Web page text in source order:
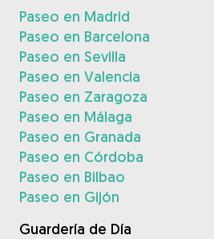
Paseo en Madrid
Paseo en Barcelona
Paseo en Sevilla
Paseo en Valencia
Paseo en Zaragoza
Paseo en Málaga
Paseo en Granada
Paseo en Córdoba
Paseo en Bilbao
Paseo en Gijón
Guardería de Día